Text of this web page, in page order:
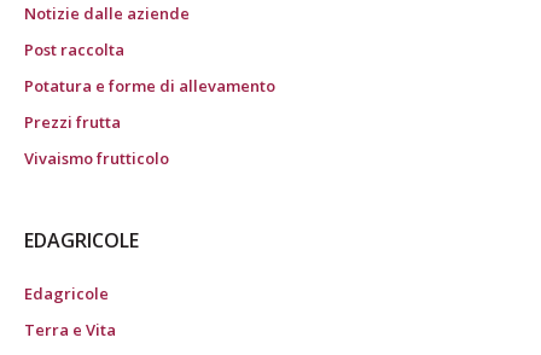
Notizie dalle aziende
Post raccolta
Potatura e forme di allevamento
Prezzi frutta
Vivaismo frutticolo
EDAGRICOLE
Edagricole
Terra e Vita